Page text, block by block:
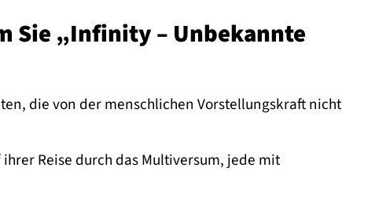
Sie „Infinity – Unbekannte
die von der menschlichen Vorstellungskraft nicht
Reise durch das Multiversum, jede mit